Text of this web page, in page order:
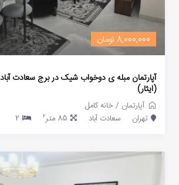
8,000,000 تومان
آپارتمان مبله ی دوخواب شیک در برج سعادت آباد
(ایثار)
آپارتمان /خانه کامل
تهران
سعادت آباد 85 متر 2
2